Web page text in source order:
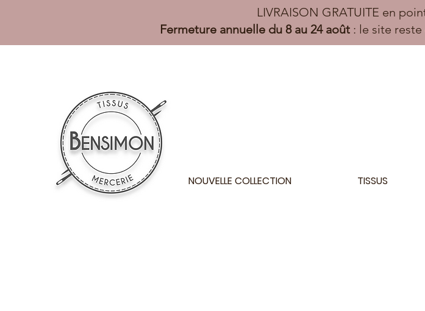
LIVRAISON GRATUITE en
Fermeture annuelle du 8 au 24 août: le site reste
NOUVELLE COLLECTION TISSUS